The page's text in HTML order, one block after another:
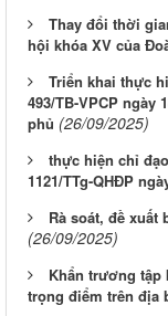
Thay đổi thời
hội khóa XV của
Triển khai thực
493/TB-VPCP ngày
phủ (26/09/2025)
thực hiện chỉ
1121/TTg-QHĐP
Rà soát, đề
(26/09/2025)
Khẩn trương tập
trọng điểm trên địa